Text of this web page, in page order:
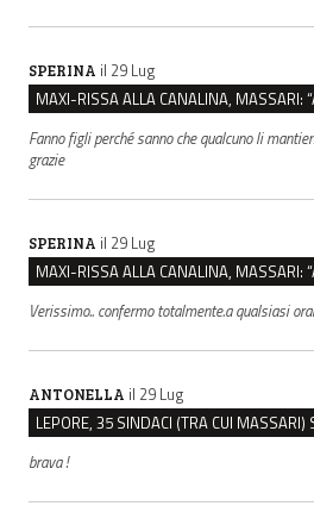
SPERINA il 29 Lug
Fanno figli perché sanno che qualcuno li
grazie
SPERINA il 29 Lug
Verissimo.. confermo totalmente.a qualsiasi
ANTONELLA il 29 Lug
brava !